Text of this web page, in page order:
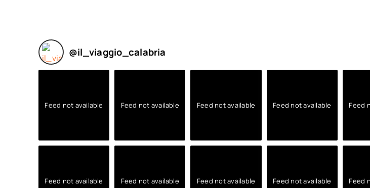
@il_viaggio_calabria
Feed not available Feed not available Feed not available Feed not available Feed
Feed not available Feed not available Feed not available Feed not available Feed